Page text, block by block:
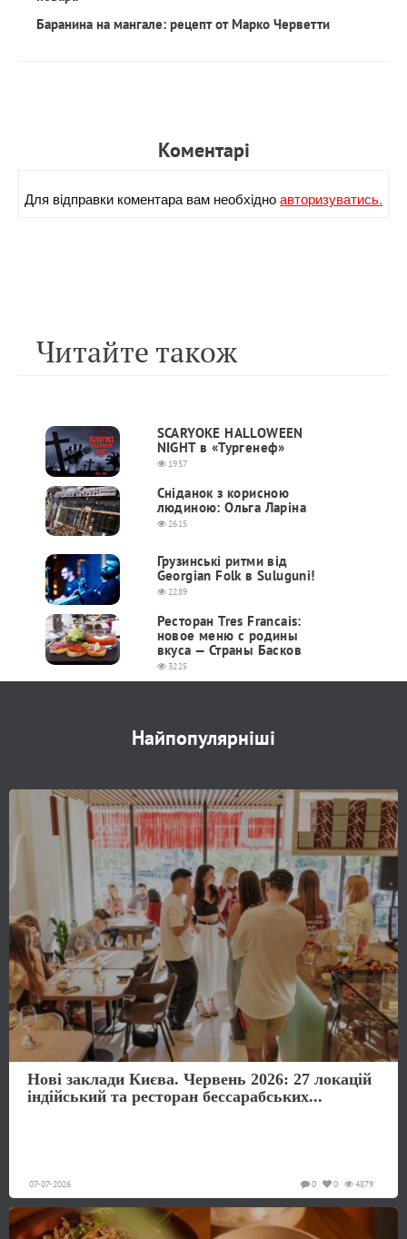
Баранина на мангале: рецепт от Марко Черветти
Коментарi
Для вiдправки коментара вам необхiдноавторизуватись.
Читайте також
SCARYOKE HALLOWEEN
NIGHT в «Тургенеф»
1957
Сніданок з корисною
людиною: Ольга Ларіна
2615
Грузинські ритми від
Georgian Folk в Suluguni!
2289
Ресторан Tres Francais:
новое меню с родины
вкуса — Страны Басков
3225
Найпопулярніші
Нові заклади Києва. Червень 2026: 27 локацій
індійський та ресторан бессарабських...
07-07-2026 4879
0
0